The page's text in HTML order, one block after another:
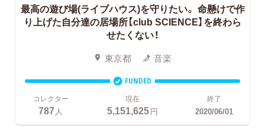
最高の遊び場(ライブハウス)を守りたい。 命懸けで作
り上げた自分達の居場所【club SCIENCE】を終わら
せたくない！
東京都 音楽
FUNDED
コレクター
787人
現在
5,151,625円
終了
2020/06/01